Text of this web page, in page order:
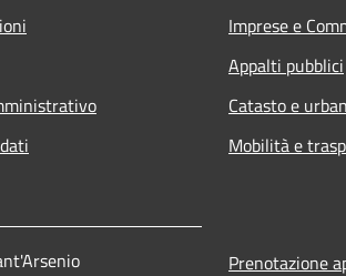
Imprese e
Appalti pubblici
Catasto e
Mobilità e
Prenotazione